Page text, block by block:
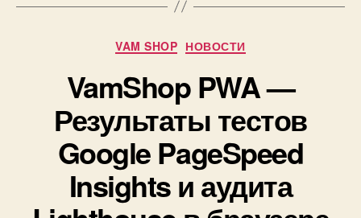
Рубрики
VAM SHOP НОВОСТИ
VamShop PWA —
Результаты тестов
Google PageSpeed
Insights и аудита